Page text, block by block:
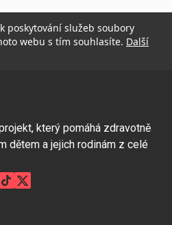
poskytování služeb soubory
webu s tím souhlasíte. Další
který pomáhá zdravotně
dětem a jejich rodinám z celé